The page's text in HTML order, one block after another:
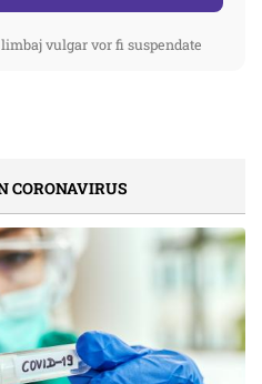
vulgar vor fi suspendate
CORONAVIRUS